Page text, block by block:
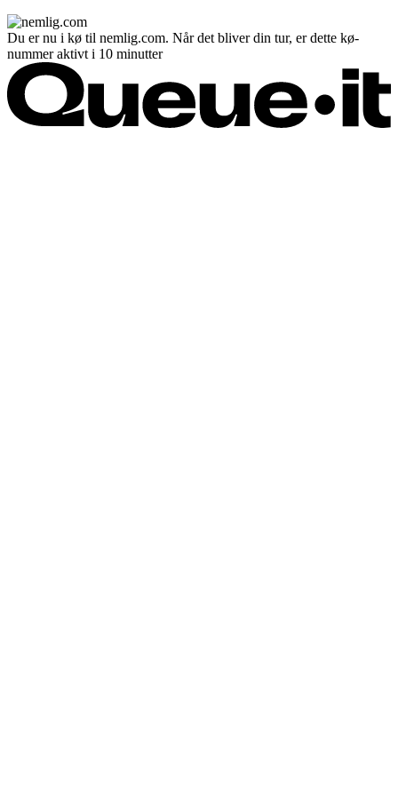
Du er nu i kø til nemlig.com. Når det bliver din tur, er dette kø-
nummer aktivt i 10 minutter